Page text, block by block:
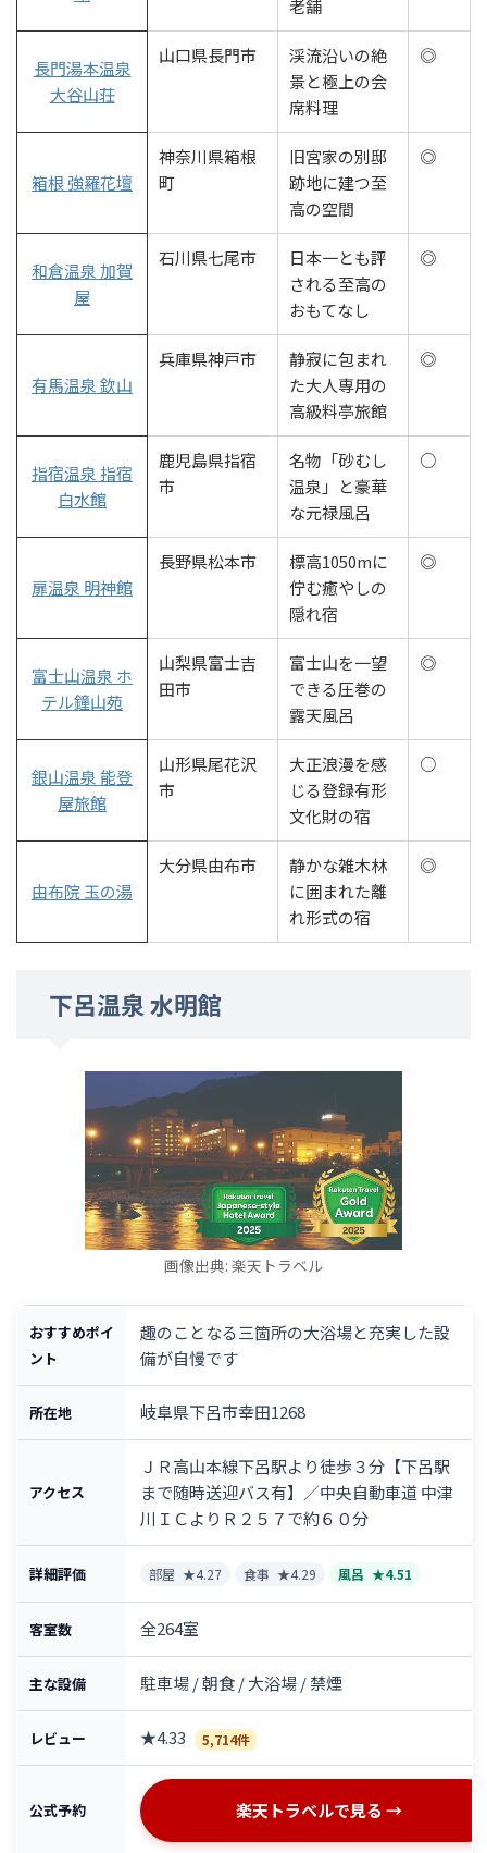
老舗
長門湯本温泉
大谷山荘
山口県長門市
渓流沿いの絶
景と極上の会
席料理
◎
箱根 強羅花壇
神奈川県箱根
町
旧宮家の別邸
跡地に建つ至
高の空間
◎
和倉温泉 加賀
屋
石川県七尾市
日本一とも評
される至高の
おもてなし
◎
有馬温泉 欽山
兵庫県神戸市
静寂に包まれ
た大人専用の
高級料亭旅館
◎
指宿温泉 指宿
白水館
鹿児島県指宿
市
名物「砂むし
温泉」と豪華
な元禄風呂
○
扉温泉 明神館
長野県松本市
標高1050mに
佇む癒やしの
隠れ宿
◎
富士山温泉 ホ
テル鐘山苑
山梨県富士吉
田市
富士山を一望
できる圧巻の
露天風呂
◎
銀山温泉 能登
屋旅館
山形県尾花沢
市
大正浪漫を感
じる登録有形
文化財の宿
○
由布院 玉の湯
大分県由布市
静かな雑木林
に囲まれた離
れ形式の宿
◎
下呂温泉 水明館
画像出典: 楽天トラベル
おすすめポイ
ント
趣のことなる三箇所の大浴場と充実した設
備が自慢です
所在地 岐阜県下呂市幸田1268
アクセス
ＪＲ高山本線下呂駅より徒歩３分【下呂駅
まで随時送迎バス有】／中央自動車道 中津
川ＩＣよりＲ２５７で約６０分
詳細評価 部屋 ★4.27 食事 ★4.29 風呂 ★4.51
客室数 全264室
主な設備 駐車場 / 朝食 / 大浴場 / 禁煙
レビュー ★4.33 5,714件
公式予約 楽天トラベルで見る →